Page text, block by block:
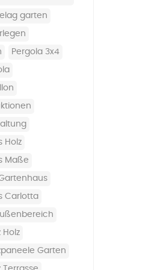
garten
pergola 3x4
Holz
Maße
Gartenhaus
Carlotta
Holz
Garten